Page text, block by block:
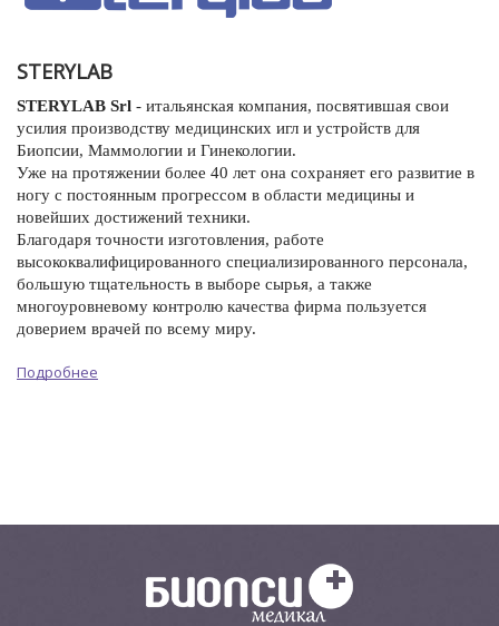
STERYLAB
STERYLAB Srl - итальянская компания, посвятившая свои
усилия производству медицинских игл и устройств для
Биопсии, Маммологии и Гинекологии.
Уже на протяжении более 40 лет она сохраняет его развитие в
ногу с постоянным прогрессом в области медицины и
новейших достижений техники.
Благодаря точности изготовления, работе
высококвалифицированного специализированного персонала,
большую тщательность в выборе сырья, а также
многоуровневому контролю качества фирма пользуется
доверием врачей по всему миру.
Подробнее